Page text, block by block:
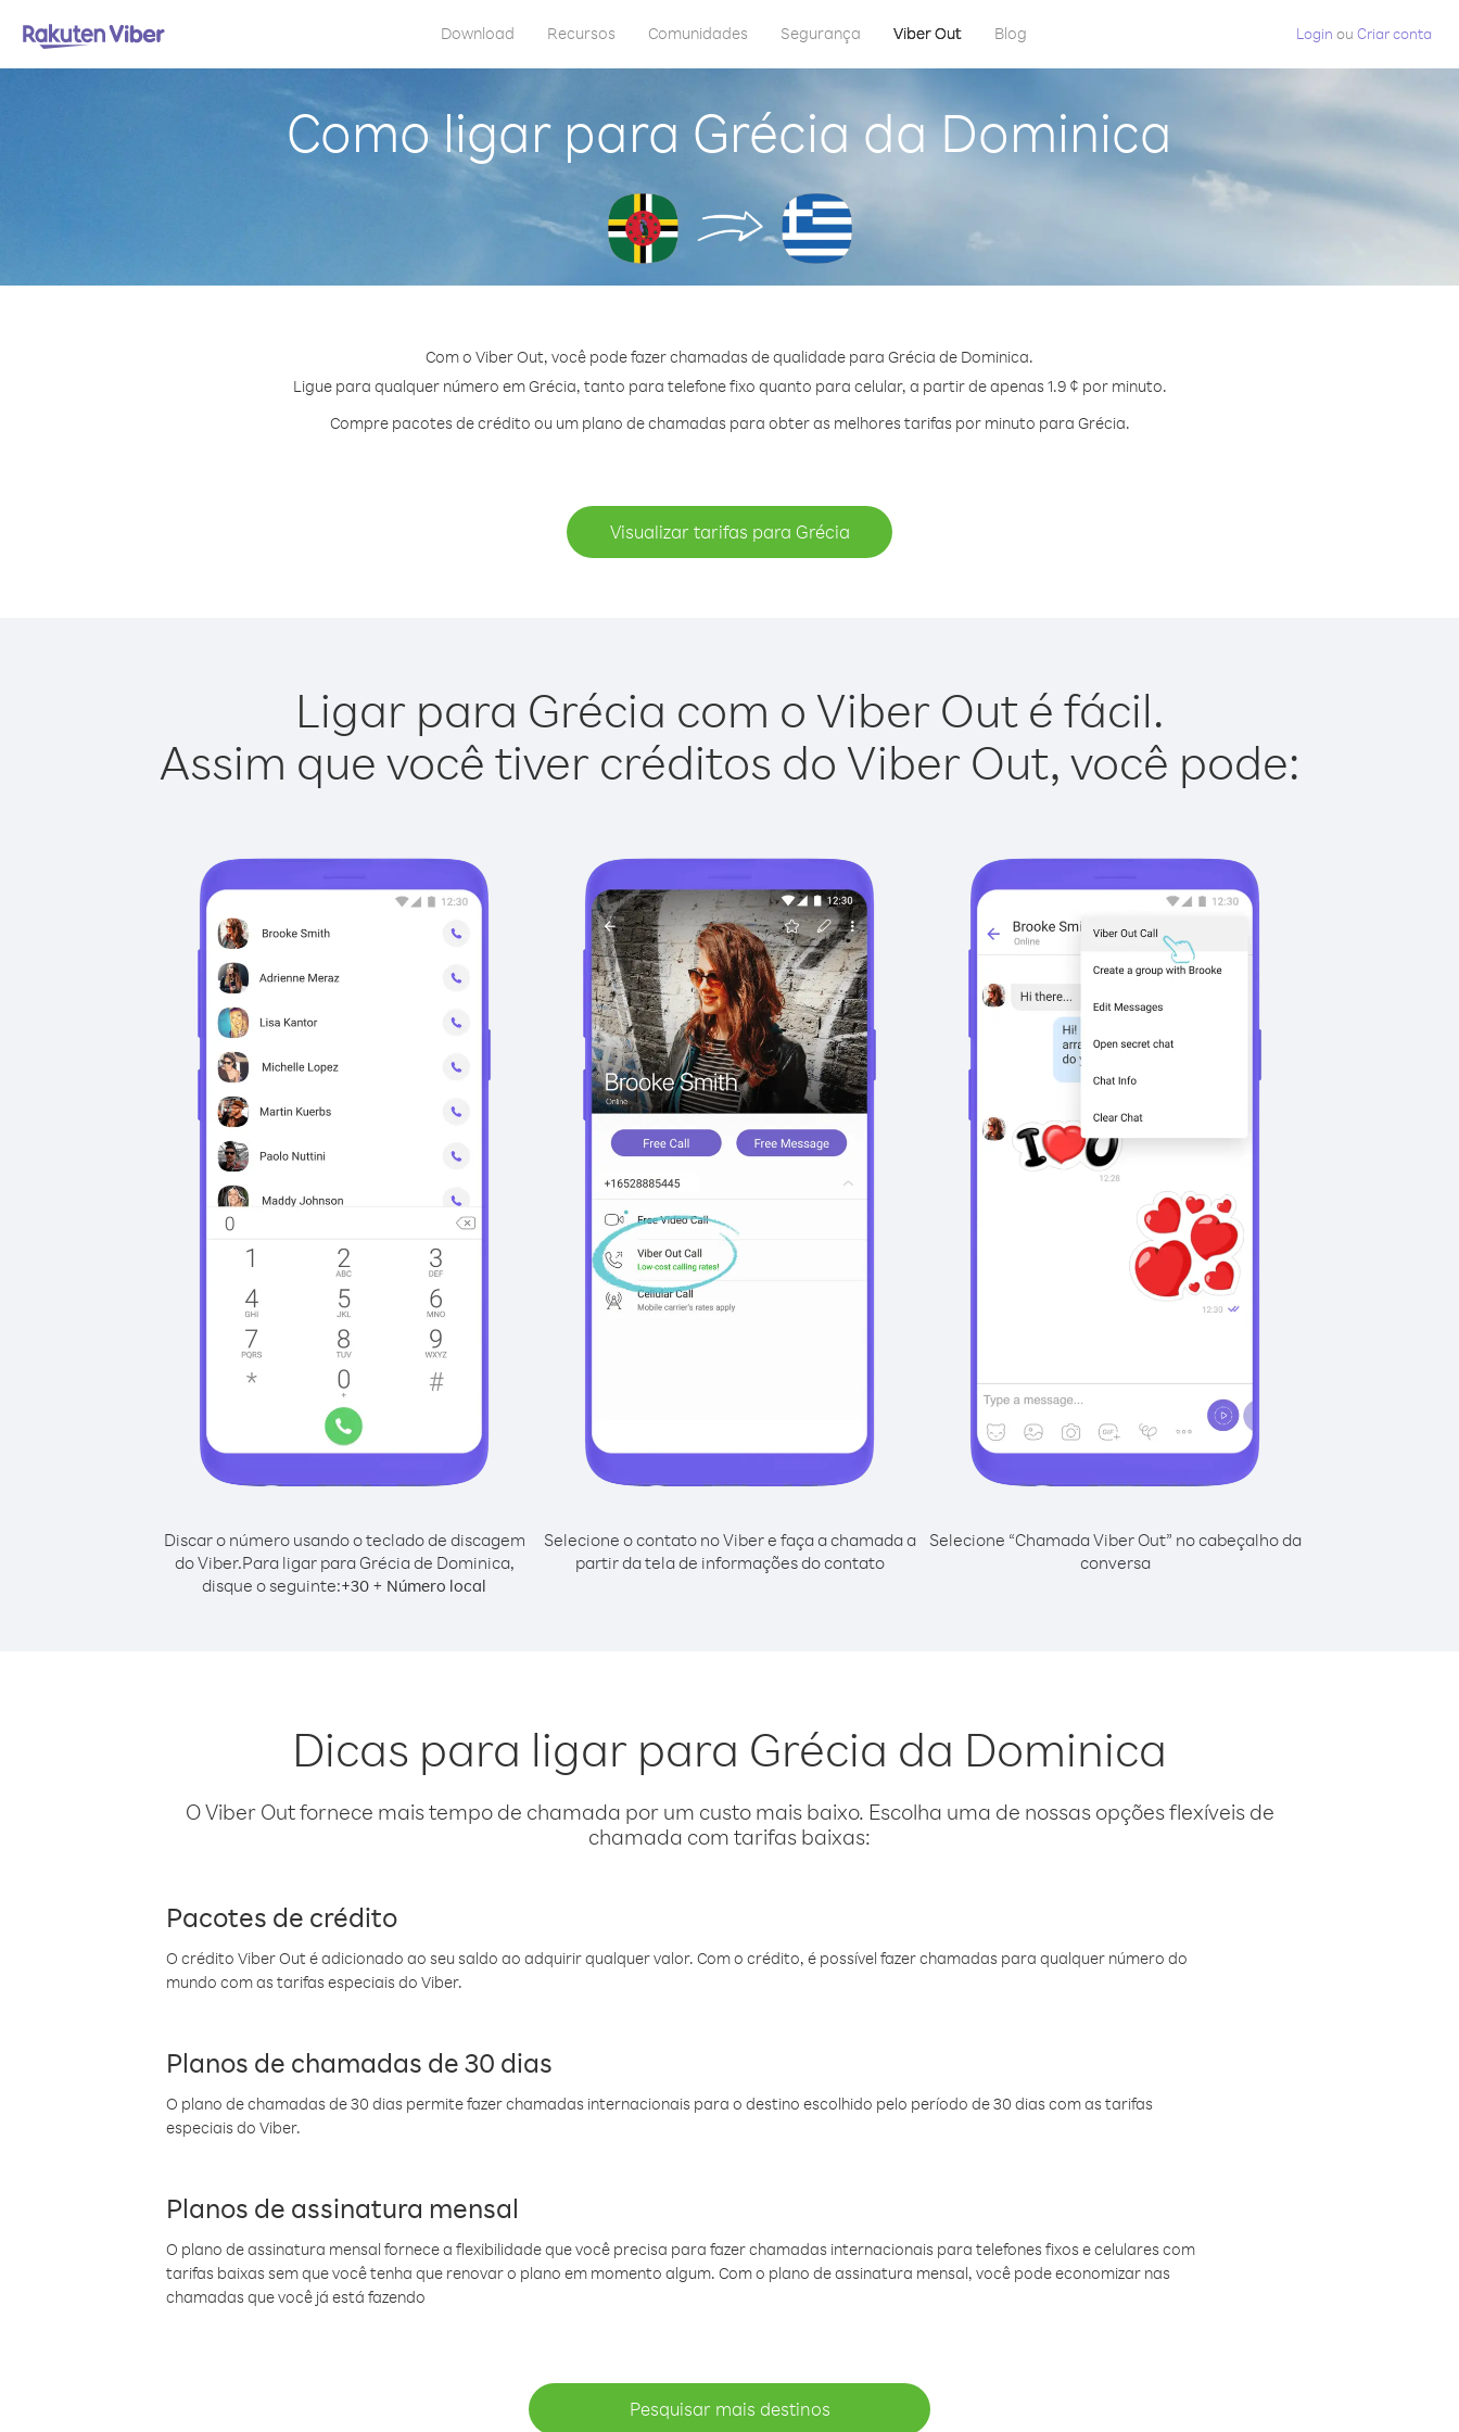
Download Recursos Comunidades Segurança Viber Out Blog Login ou Criar conta
Como ligar para Grécia da Dominica
Com o Viber Out, você pode fazer chamadas de qualidade para Grécia de Dominica.
Ligue para qualquer número em Grécia, tanto para telefone fixo quanto para celular, a partir de apenas 1.9 ¢ por minuto.
Compre pacotes de crédito ou um plano de chamadas para obter as melhores tarifas por minuto para Grécia.
Visualizar tarifas para Grécia
Ligar para Grécia com o Viber Out é fácil.
Assim que você tiver créditos do Viber Out, você pode:
Discar o número usando o teclado de discagem
do Viber.Para ligar para Grécia de Dominica,
disque o seguinte:+30 + Número local
Selecione o contato no Viber e faça a chamada a
partir da tela de informações do contato
Selecione “Chamada Viber Out” no cabeçalho da
conversa
Dicas para ligar para Grécia da Dominica
O Viber Out fornece mais tempo de chamada por um custo mais baixo. Escolha uma de nossas opções flexíveis de
chamada com tarifas baixas:
Pacotes de crédito
O crédito Viber Out é adicionado ao seu saldo ao adquirir qualquer valor. Com o crédito, é possível fazer chamadas para qualquer número do
mundo com as tarifas especiais do Viber.
Planos de chamadas de 30 dias
O plano de chamadas de 30 dias permite fazer chamadas internacionais para o destino escolhido pelo período de 30 dias com as tarifas
especiais do Viber.
Planos de assinatura mensal
O plano de assinatura mensal fornece a flexibilidade que você precisa para fazer chamadas internacionais para telefones fixos e celulares com
tarifas baixas sem que você tenha que renovar o plano em momento algum. Com o plano de assinatura mensal, você pode economizar nas
chamadas que você já está fazendo
Pesquisar mais destinos